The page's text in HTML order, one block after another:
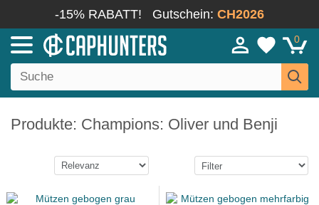
-15% RABATT! Gutschein: CH2026
0
Produkte: Champions: Oliver und Benji